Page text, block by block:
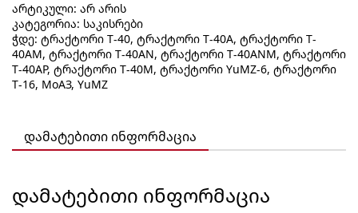
ბურთულიანი
საკისარი
40x
(640x)
არტიკული: არ არის
კატეგორია: საკისრები
ჭდე: ტრაქტორი T-40, ტრაქტორი T-40A, ტრაქტორი T-
40AM, ტრაქტორი T-40AN, ტრაქტორი T-40ANM, ტრაქტორი
T-40AP, ტრაქტორი T-40M, ტრაქტორი YuMZ-6, ტრაქტორი
T-16, МоАЗ, YuMZ
დამატებითი ინფორმაცია
ᲓᲐᲛᲐᲢᲔᲑᲘᲗᲘ ᲘᲜᲤᲝᲠᲛᲐᲪᲘᲐ